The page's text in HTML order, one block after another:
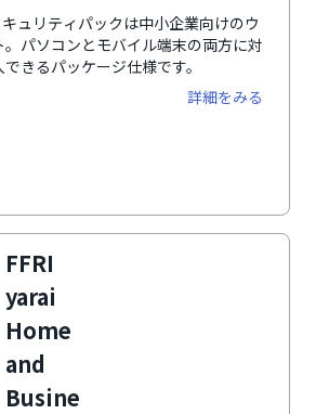
ュリティパックは中小企業向けのウ
パソコンとモバイル端末の両方に対
きるパッケージ仕様です。
詳細をみる
FFRI
yarai
Home
and
Busine